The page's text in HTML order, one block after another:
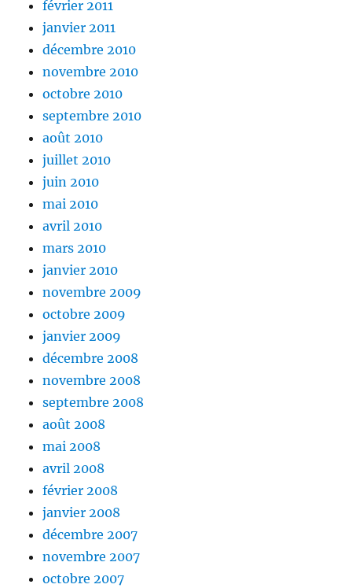
février 2011
janvier 2011
décembre 2010
novembre 2010
octobre 2010
septembre 2010
août 2010
juillet 2010
juin 2010
mai 2010
avril 2010
mars 2010
janvier 2010
novembre 2009
octobre 2009
janvier 2009
décembre 2008
novembre 2008
septembre 2008
août 2008
mai 2008
avril 2008
février 2008
janvier 2008
décembre 2007
novembre 2007
octobre 2007